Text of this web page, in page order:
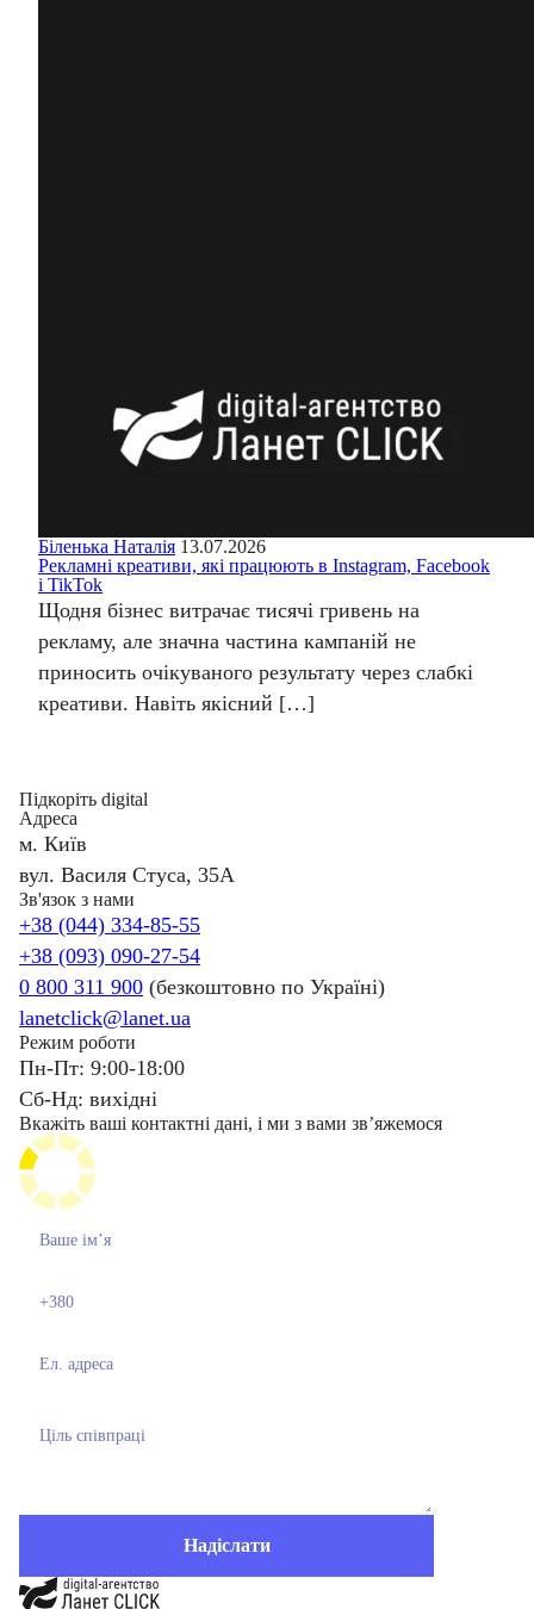
Біленька Наталія 13.07.2026
Рекламні креативи, які працюють в Instagram, Facebook
і TikTok
Щодня бізнес витрачає тисячі гривень на
рекламу, але значна частина кампаній не
приносить очікуваного результату через слабкі
креативи. Навіть якісний […]
Підкоріть digital
Адреса
м. Київ
вул. Василя Стуса, 35А
Зв'язок з нами
+38 (044) 334-85-55
+38 (093) 090-27-54
0 800 311 900 (безкоштовно по Україні)
lanetclick@lanet.ua
Режим роботи
Пн-Пт: 9:00-18:00
Сб-Нд: вихідні
Вкажіть ваші контактні дані, і ми з вами звʼяжемося